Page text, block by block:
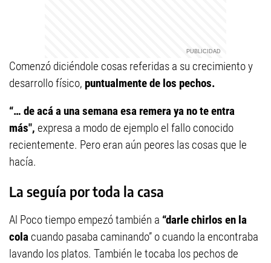
Comenzó diciéndole cosas referidas a su crecimiento y
desarrollo físico, puntualmente de los pechos.
“… de acá a una semana esa remera ya no te entra
más", expresa a modo de ejemplo el fallo conocido
recientemente. Pero eran aún peores las cosas que le
hacía.
La seguía por toda la casa
Al Poco tiempo empezó también a “darlechirlos en la
cola cuando pasaba caminando” o cuando la encontraba
lavando los platos. También le tocaba los pechos de